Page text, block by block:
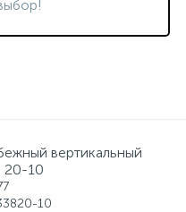
вертикальный
20-10
10